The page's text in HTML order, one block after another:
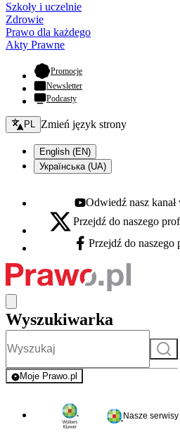
Szkoły i uczelnie
Zdrowie
Prawo dla każdego
Akty Prawne
Promocje- otwiera się w nowej karcie
Newsletter
Podcasty
Zmień język - bieżący:
PL Zmień język strony
English (EN)
Українська (UA)
Youtube - otwiera się w nowej
Odwiedź nasz
X - otwiera się w nowej karcie
Przejdź do naszego
Facebook - otwiera się w nowej
Przejdź do naszego
Wyszukiwarka
Szukaj
Moje Prawo.pl
- rejestracja i logowanie do serwisu
Nasze serwisy